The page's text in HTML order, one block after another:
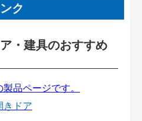
ク
・建具のおすすめ
きドア